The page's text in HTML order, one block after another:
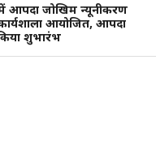
आपदा जोखिम न्यूनीकरण
आयोजित, आपदा
शुभारंभ